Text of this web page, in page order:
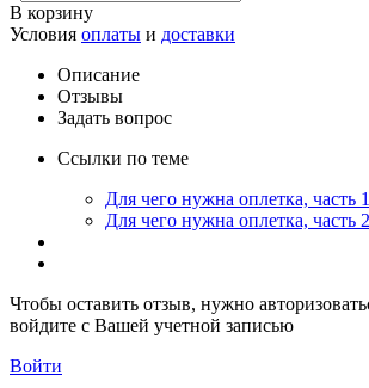
В корзину
Условия оплаты и доставки
Описание
Отзывы
Задать вопрос
Ссылки по теме
Для чего нужна оплетка, часть
Для чего нужна оплетка, часть
Чтобы оставить отзыв, нужно
войдите с Вашей учетной записью
Войти